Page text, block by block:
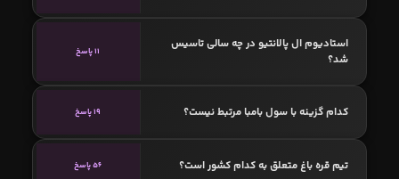
استادیوم ال پالانتیو در چه سالی تاسیس
شد؟
11 پاسخ
کدام گزینه با سول بامبا مرتبط نیست؟ 19 پاسخ
تیم قره‌ باغ متعلق به کدام کشور است؟ 56 پاسخ